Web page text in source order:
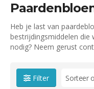
Heb je last van
bestrijdingsmiddelen die
nodig? Neem gerust
Filter